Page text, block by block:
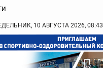
10 АВГУСТА 2026, 08:43